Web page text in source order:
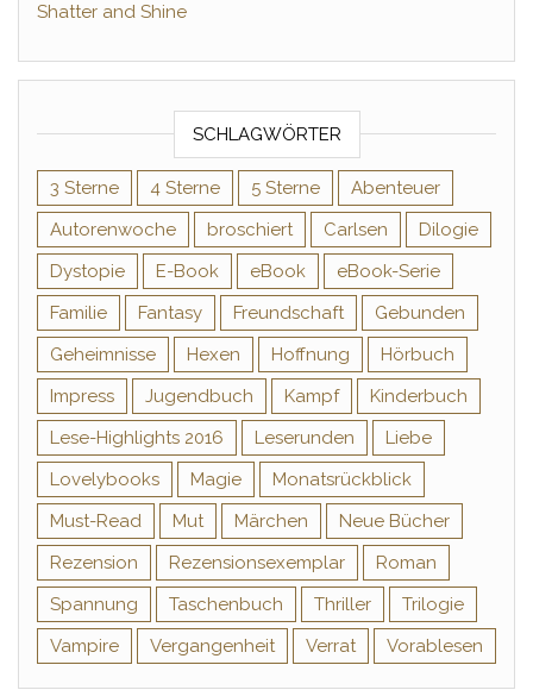
Shatter and Shine
SCHLAGWÖRTER
3 Sterne 4 Sterne 5 Sterne
Abenteuer
Autorenwoche
broschiert Carlsen
Dilogie
Dystopie
E-Book eBook
eBook-Serie
Familie
Fantasy Freundschaft
Gebunden
Geheimnisse
Hexen Hoffnung
Hörbuch
Impress
Jugendbuch Kampf
Kinderbuch
Lese-Highlights 2016
Leserunden
Liebe
Lovelybooks
Magie
Monatsrückblick
Must-Read
Mut Märchen
Neue Bücher
Rezension
Rezensionsexemplar
Roman
Spannung
Taschenbuch Thriller
Trilogie
Vampire
Vergangenheit Verrat Vorablesen